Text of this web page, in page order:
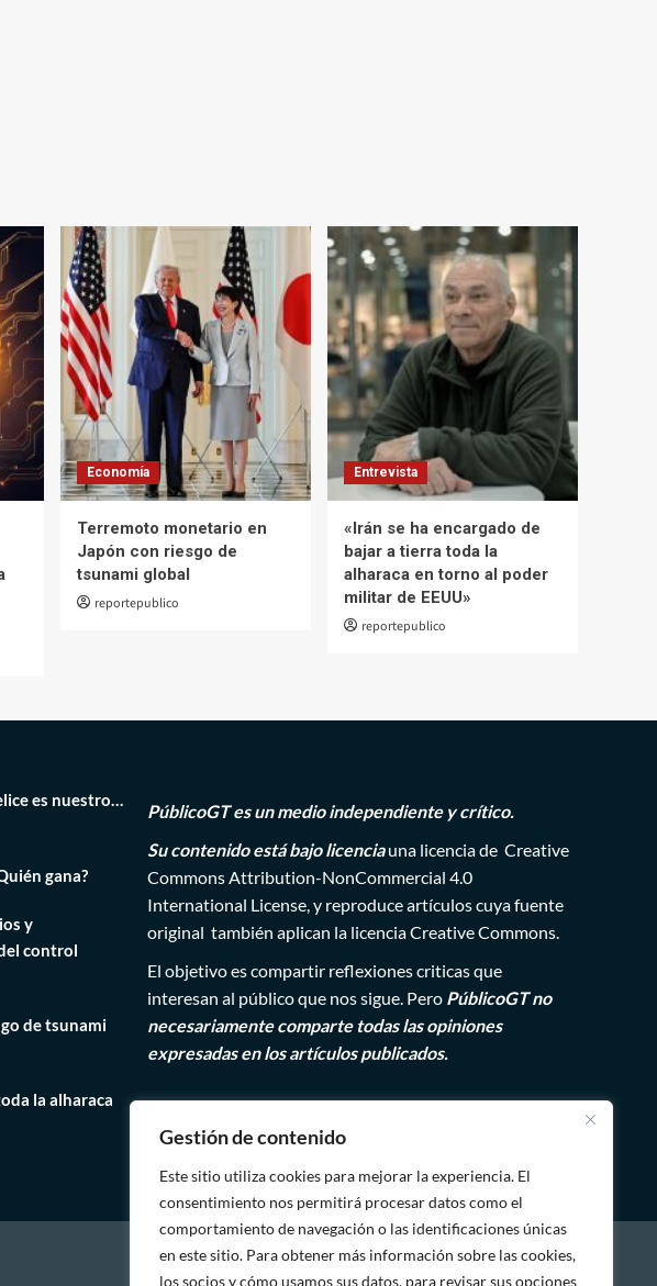
Gestión de contenido
Este sitio utiliza cookies para mejorar la experiencia. El
consentimiento nos permitirá procesar datos como el
comportamiento de navegación o las identificaciones únicas
en este sitio. Para obtener más información sobre las cookies,
los socios y cómo usamos sus datos, para revisar sus opciones
Economía
Terremoto monetario en
Japón con riesgo de
tsunami global
reportepublico
Entrevista
«Irán se ha encargado de
bajar a tierra toda la
alharaca en torno al poder
militar de EEUU»
reportepublico
es nuestro…
gana?
y
control
de tsunami
la alharaca
PúblicoGT es un medio independiente y crítico.
Su contenido está bajo licenciauna licencia de Creative
Commons Attribution-NonCommercial 4.0
International License, y reproduce artículos cuya fuente
original también aplican la licencia Creative Commons.
El objetivo es compartir reflexiones criticas que
interesan al público que nos sigue. Pero PúblicoGT no
necesariamente comparte todas las opiniones
expresadas en los artículos publicados.
Quiénes